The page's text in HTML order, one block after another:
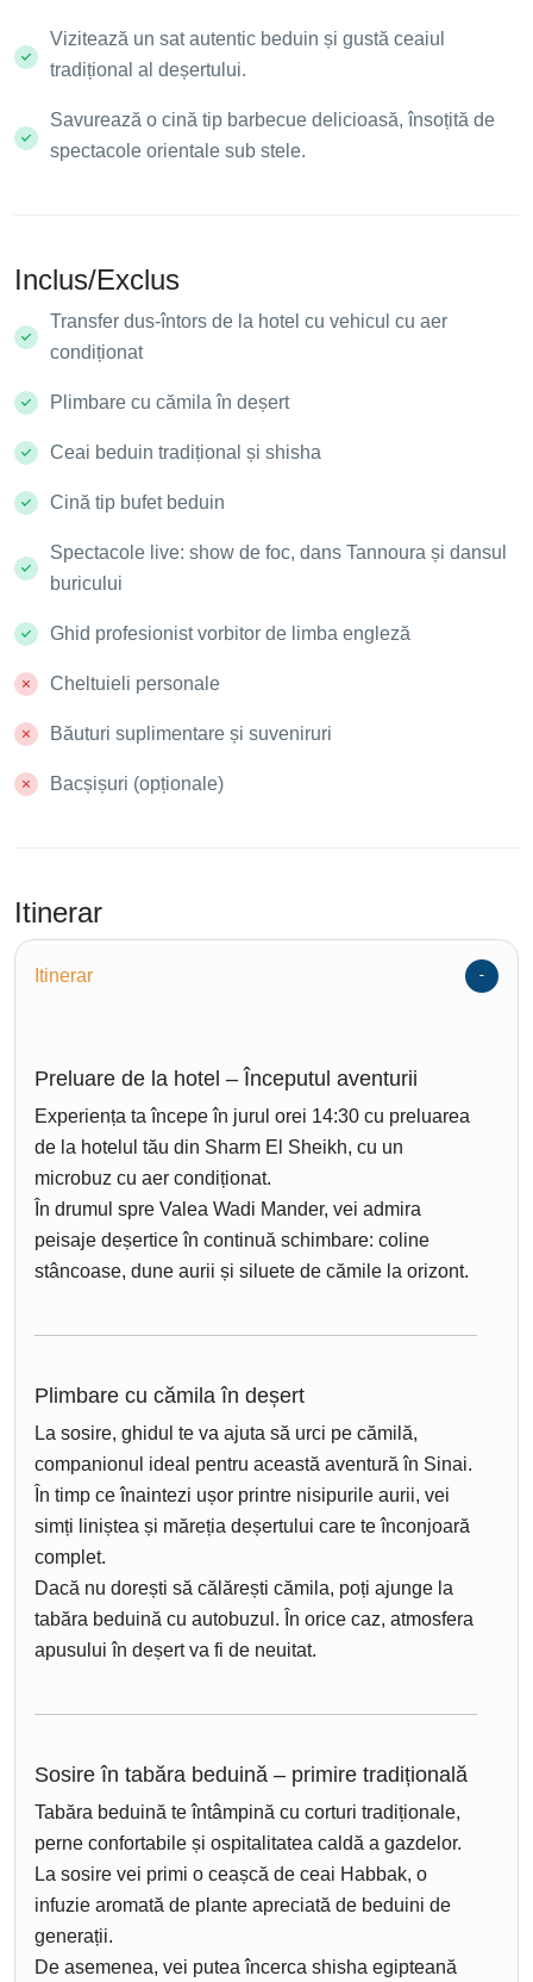
Vizitează un sat autentic beduin și gustă ceaiul
tradițional al deșertului.
Savurează o cină tip barbecue delicioasă, însoțită de
spectacole orientale sub stele.
Inclus/Exclus
Transfer dus-întors de la hotel cu vehicul cu aer
condiționat
Plimbare cu cămila în deșert
Ceai beduin tradițional și shisha
Cină tip bufet beduin
Spectacole live: show de foc, dans Tannoura și dansul
buricului
Ghid profesionist vorbitor de limba engleză
Cheltuieli personale
Băuturi suplimentare și suveniruri
Bacșișuri (opționale)
Itinerar
Itinerar
Preluare de la hotel – Începutul aventurii
Experiența ta începe în jurul orei 14:30 cu preluarea
de la hotelul tău din Sharm El Sheikh, cu un
microbuz cu aer condiționat.
În drumul spre Valea Wadi Mander, vei admira
peisaje deșertice în continuă schimbare: coline
stâncoase, dune aurii și siluete de cămile la orizont.
Plimbare cu cămila în deșert
La sosire, ghidul te va ajuta să urci pe cămilă,
companionul ideal pentru această aventură în Sinai.
În timp ce înaintezi ușor printre nisipurile aurii, vei
simți liniștea și măreția deșertului care te înconjoară
complet.
Dacă nu dorești să călărești cămila, poți ajunge la
tabăra beduină cu autobuzul. În orice caz, atmosfera
apusului în deșert va fi de neuitat.
Sosire în tabăra beduină – primire tradițională
Tabăra beduină te întâmpină cu corturi tradiționale,
perne confortabile și ospitalitatea caldă a gazdelor.
La sosire vei primi o ceașcă de ceai Habbak, o
infuzie aromată de plante apreciată de beduini de
generații.
De asemenea, vei putea încerca shisha egipteană